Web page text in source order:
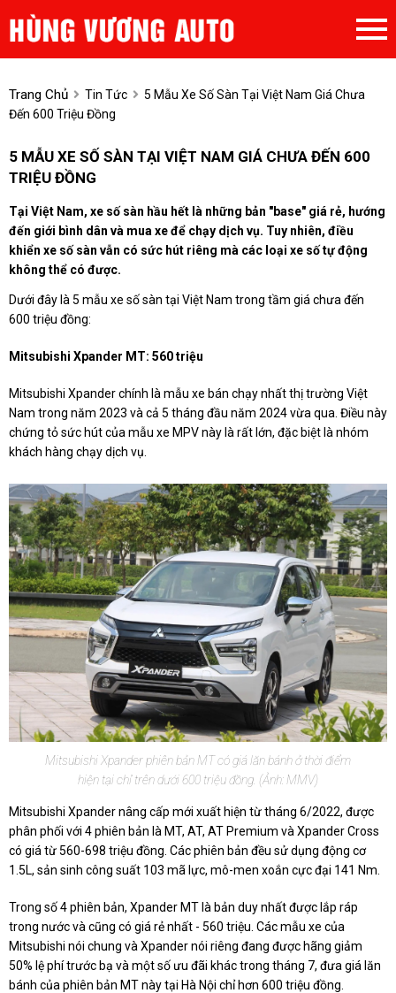
Trang Chủ Tin Tức
5 Mẫu Xe Số Sàn Tại Việt Nam Giá Chưa
Đến 600 Triệu Đồng
5 MẪU XE SỐ SÀN TẠI VIỆT NAM GIÁ CHƯA ĐẾN 600
TRIỆU ĐỒNG
Tại Việt Nam, xe số sàn hầu hết là những bản "base" giá rẻ, hướng
đến giới bình dân và mua xe để chạy dịch vụ. Tuy nhiên, điều
khiển xe số sàn vẫn có sức hút riêng mà các loại xe số tự động
không thể có được.
Dưới đây là 5 mẫu xe số sàn tại Việt Nam trong tầm giá chưa đến
600 triệu đồng:
Mitsubishi Xpander MT: 560 triệu
Mitsubishi Xpander chính là mẫu xe bán chạy nhất thị trường Việt
Nam trong năm 2023 và cả 5 tháng đầu năm 2024 vừa qua. Điều này
chứng tỏ sức hút của mẫu xe MPV này là rất lớn, đặc biệt là nhóm
khách hàng chạy dịch vụ.
Mitsubishi Xpander phiên bản MT có giá lăn bánh ở thời điểm
hiện tại chỉ trên dưới 600 triệu đồng. (Ảnh: MMV)
Mitsubishi Xpander nâng cấp mới xuất hiện từ tháng 6/2022, được
phân phối với 4 phiên bản là MT, AT, AT Premium và Xpander Cross
có giá từ 560-698 triệu đồng. Các phiên bản đều sử dụng động cơ
1.5L, sản sinh công suất 103 mã lực, mô-men xoắn cực đại 141 Nm.
Trong số 4 phiên bản, Xpander MT là bản duy nhất được lắp ráp
trong nước và cũng có giá rẻ nhất - 560 triệu. Các mẫu xe của
Mitsubishi nói chung và Xpander nói riêng đang được hãng giảm
50% lệ phí trước bạ và một số ưu đãi khác trong tháng 7, đưa giá lăn
bánh của phiên bản MT này tại Hà Nội chỉ hơn 600 triệu đồng.